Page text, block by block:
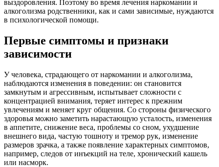
выздоровления. Поэтому во время лечения наркомании и
алкоголизма родственники, как и сами зависимые, нуждаются
в психологической помощи.
Первые симптомы и признаки
зависимости
У человека, страдающего от наркомании и алкоголизма,
наблюдаются изменения в поведении: он становится
замкнутым и агрессивным, испытывает сложности с
концентрацией внимания, теряет интерес к прежним
увлечениям и меняет круг общения. Со стороны физического
здоровья можно заметить нарастающую усталость, изменения
в аппетите, снижение веса, проблемы со сном, ухудшение
внешнего вида, частую тошноту и тремор рук, изменение
размеров зрачка, а также появление характерных симптомов,
например, следов от инъекций на теле, хронический кашель
или насморк.